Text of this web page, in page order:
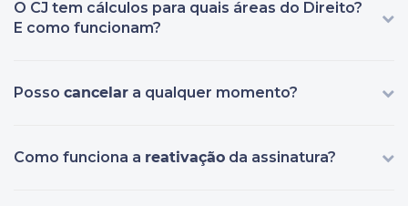
O CJ tem cálculos para quais áreas do Direito?
E como funcionam?
Posso cancelar a qualquer momento?
Como funciona a reativação da assinatura?